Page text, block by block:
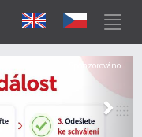
Další
Sponzorováno